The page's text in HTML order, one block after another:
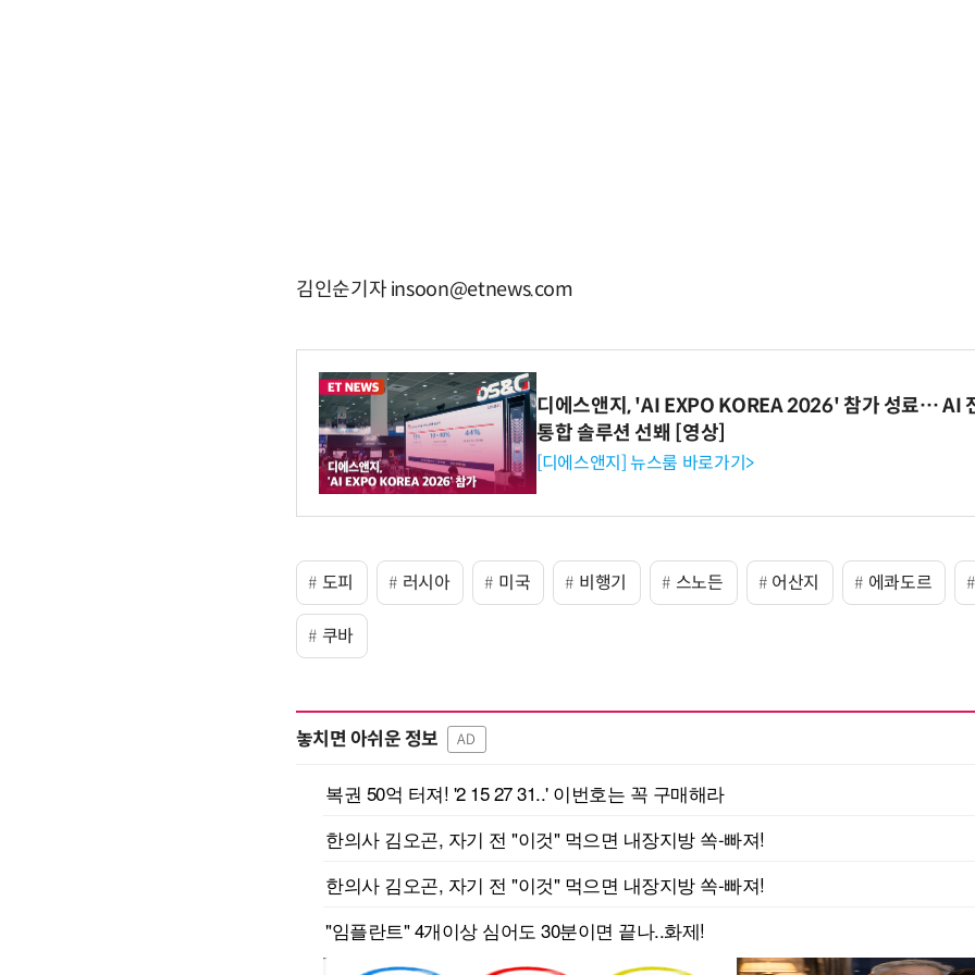
김인순기자 insoon@etnews.com
디에스앤지, 'AI EXPO KOREA 2026' 참가 성료… AI
통합 솔루션 선봬 [영상]
[디에스앤지] 뉴스룸 바로가기>
도피 러시아 미국 비행기 스노든 어산지 에콰도르
쿠바
놓치면 아쉬운 정보 AD